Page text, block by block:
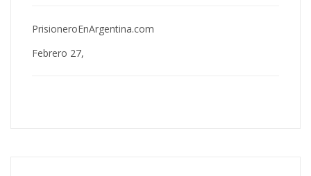
PrisioneroEnArgentina.com
Febrero 27,